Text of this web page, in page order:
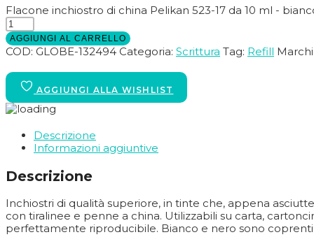
Flacone inchiostro di china Pelikan 523-17 da 10 ml -
AGGIUNGI AL CARRELLO
COD: GLOBE-132494 Categoria: Scrittura Tag: Refill
Descrizione
Informazioni aggiuntive
Descrizione
Inchiostri di qualità superiore, in tinte che, appena
con tiralinee e penne a china. Utilizzabili su carta,
perfettamente riproducibile. Bianco e nero sono